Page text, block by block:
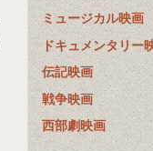
ミュージカル映画
ドキュメンタリー
伝記映画
戦争映画
西部劇映画